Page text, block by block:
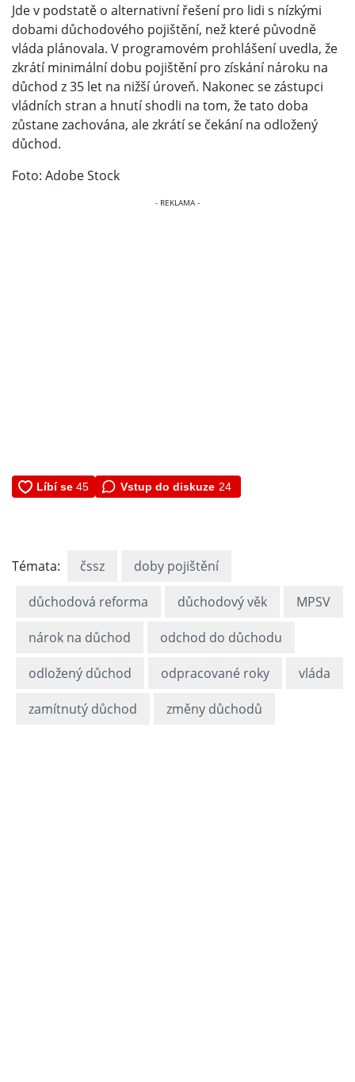
Jde v podstatě o alternativní řešení pro lidi s nízkými
dobami důchodového pojištění, než které původně
vláda plánovala. V programovém prohlášení uvedla, že
zkrátí minimální dobu pojištění pro získání nároku na
důchod z 35 let na nižší úroveň. Nakonec se zástupci
vládních stran a hnutí shodli na tom, že tato doba
zůstane zachována, ale zkrátí se čekání na odložený
důchod.
Foto: Adobe Stock
Vstup do diskuze 24
Témata: čssz doby pojištění
důchodová reforma důchodový věk MPSV
nárok na důchod odchod do důchodu
odložený důchod odpracované roky vláda
zamítnutý důchod změny důchodů